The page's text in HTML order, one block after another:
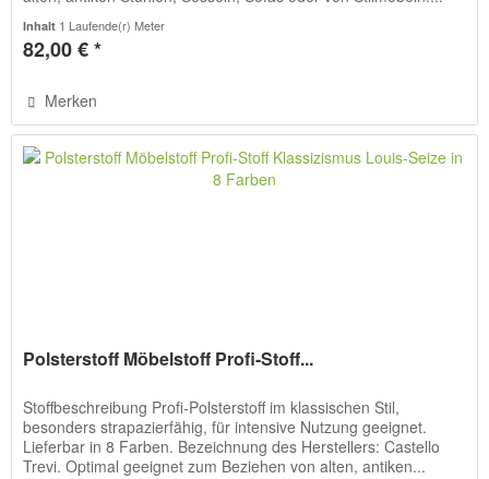
Inhalt 1 Laufende(r) Meter
82,00 € *
Merken
Polsterstoff Möbelstoff Profi-Stoff...
Stoffbeschreibung Profi-Polsterstoff im klassischen Stil,
besonders strapazierfähig, für intensive Nutzung geeignet.
Lieferbar in 8 Farben. Bezeichnung des Herstellers: Castello
Trevi. Optimal geeignet zum Beziehen von alten, antiken...